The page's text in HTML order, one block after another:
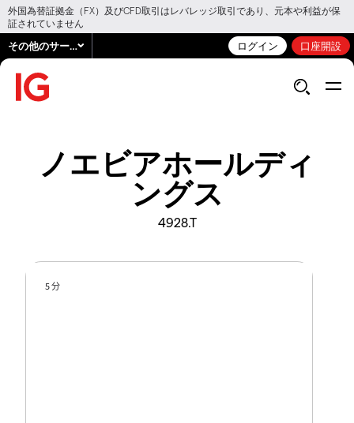
外国為替証拠金（FX）及びCFD取引はレバレッジ取引であり、元本や利益が保
証されていません
その他のサービス ログイン 口座開設
ノエビアホールディ
ングス
4928.T
5 分